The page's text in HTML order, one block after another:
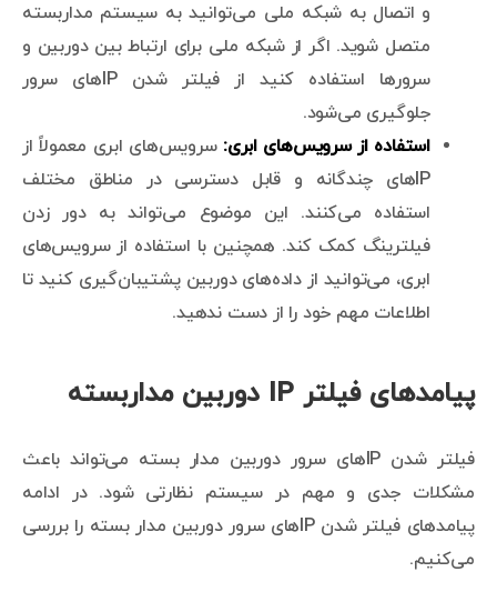
و اتصال به شبکه ملی می‌توانید به سیستم مداربسته
متصل شوید. اگر از شبکه ملی برای ارتباط بین دوربین و
سرورها استفاده کنید از فیلتر شدن IPهای سرور
جلوگیری می‌شود.
استفاده از سرویس‌های ابری: سرویس‌های ابری معمولاً از
IPهای چندگانه و قابل دسترسی در مناطق مختلف
استفاده می‌کنند. این موضوع می‌تواند به دور زدن
فیلترینگ کمک کند. همچنین با استفاده از سرویس‌های
ابری، می‌توانید از داده‌های دوربین پشتیبان‌گیری کنید تا
اطلاعات مهم خود را از دست ندهید.
پیامدهای فیلتر IP دوربین مداربسته
فیلتر شدن IPهای سرور دوربین مدار بسته می‌تواند باعث
مشکلات جدی و مهم در سیستم نظارتی شود. در ادامه
پیامدهای فیلتر شدن IPهای سرور دوربین مدار بسته را بررسی
می‌کنیم.